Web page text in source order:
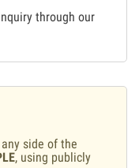
through our
side of the
, using publicly